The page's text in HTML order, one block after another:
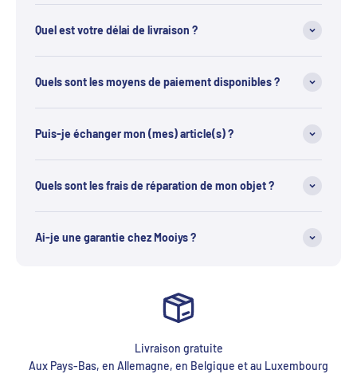
Quel est votre délai de livraison ?
Quels sont les moyens de paiement disponibles ?
Puis-je échanger mon (mes) article(s) ?
Quels sont les frais de réparation de mon objet ?
Ai-je une garantie chez Mooiys ?
Livraison gratuite
Aux Pays-Bas, en Allemagne, en Belgique et au Luxembourg